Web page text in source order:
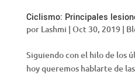
Ciclismo: Principales
por Lashmi | Oct 30, 2019|
Siguiendo con el hilo de los
hoy queremos hablarte de